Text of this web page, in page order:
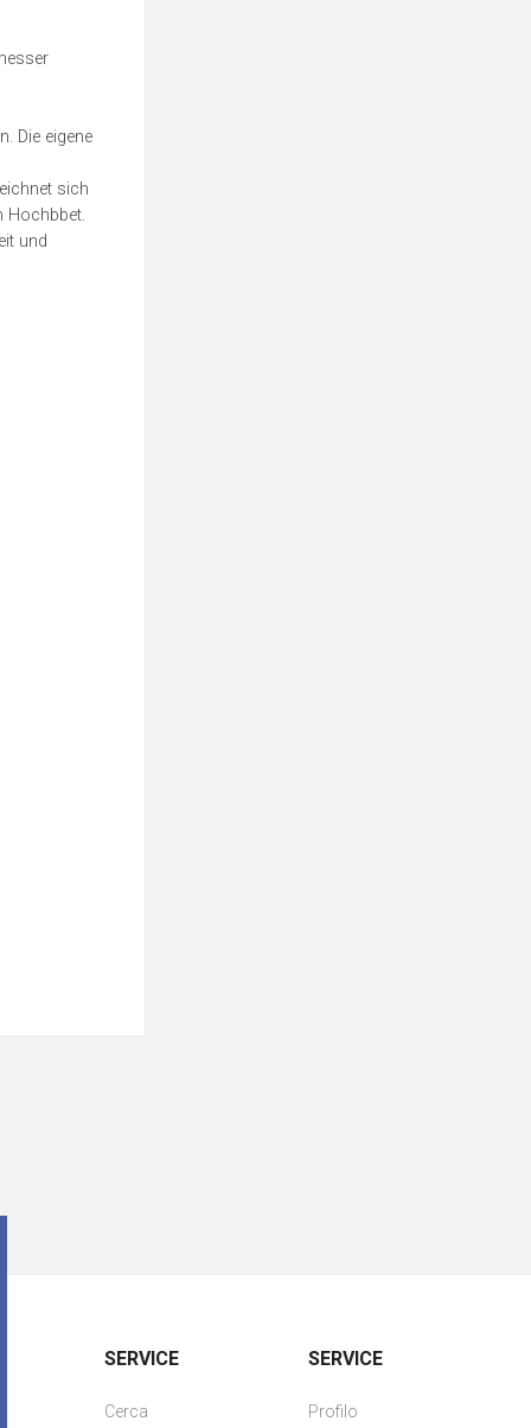
Die eigene
sich
Hochbbet.
und
SERVICE
Cerca
SERVICE
Profilo